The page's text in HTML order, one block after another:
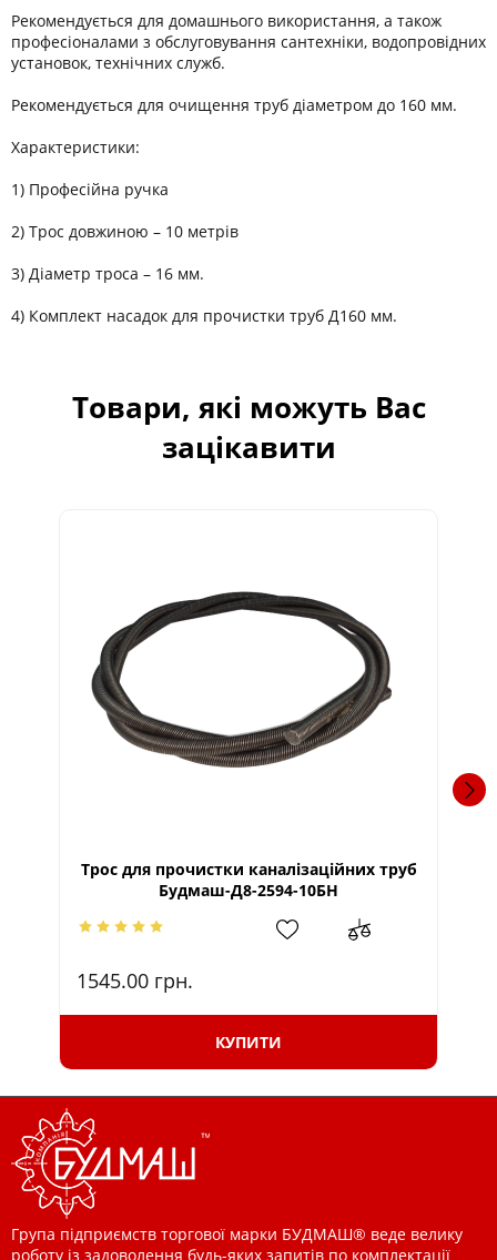
Рекомендується для домашнього використання, а також
професіоналами з обслуговування сантехніки, водопровідних
установок, технічних служб.
Рекомендується для очищення труб діаметром до 160 мм.
Характеристики:
1) Професійна ручка
2) Трос довжиною – 10 метрів
3) Діаметр троса – 16 мм.
4) Комплект насадок для прочистки труб Д160 мм.
Товари, які можуть Вас
зацікавити
Трос для прочистки каналізаційних труб
Будмаш-Д8-2594-10БН
1545.00 грн.
КУПИТИ
Група підприємств торгової марки БУДМАШ® веде велику
роботу із задоволення будь-яких запитів по комплектації